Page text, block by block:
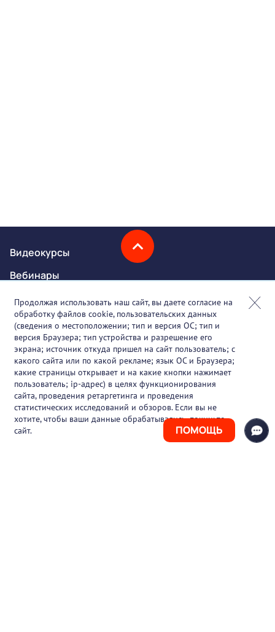
ПОМОЩЬ
Видеокурсы
Вебинары
Онлайн-события
Партнеры
О проекте
Вакансии
Блог
Контакты
Продолжая использовать наш сайт, вы даете согласие на
обработку файлов cookie, пользовательских данных
(сведения о местоположении; тип и версия ОС; тип и
версия Браузера; тип устройства и разрешение его
экрана; источник откуда пришел на сайт пользователь; с
какого сайта или по какой рекламе; язык ОС и Браузера;
какие страницы открывает и на какие кнопки нажимает
пользователь; ip-адрес) в целях функционирования
сайта, проведения ретаргетинга и проведения
статистических исследований и обзоров. Если вы не
хотите, чтобы ваши данные обрабатывались, покиньте
сайт.